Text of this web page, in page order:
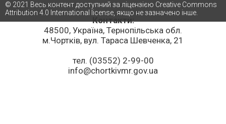
Контакти:
48500, Україна, Тернопільська обл.
м.Чортків, вул. Тараса Шевченка, 21
тел. (03552) 2-99-00
info@chortkivmr.gov.ua
© 2021 Весь контент доступний за ліцензією Creative Commons
Attribution 4.0 International license, якщо не зазначено інше.